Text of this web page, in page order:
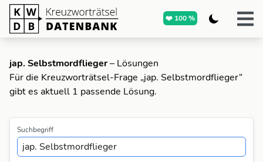
❤️ 100 %
jap. Selbstmordflieger– Lösungen
Für die Kreuzworträtsel-Frage „jap. Selbstmordflieger“
gibt es aktuell 1 passende Lösung.
Suchbegriff